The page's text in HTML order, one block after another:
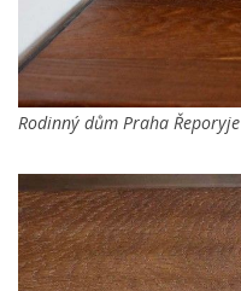
Rodinný dům Praha Řeporyje